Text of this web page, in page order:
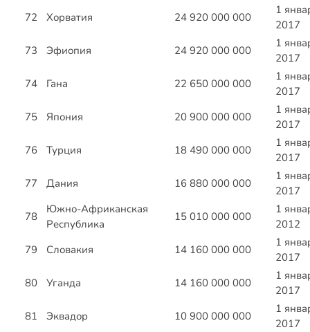
72
Хорватия 24 920 000 000
1
2017
73
Эфиопия 24 920 000 000
1
2017
74
Гана 22 650 000 000
1
2017
75
Япония 20 900 000 000
1
2017
76
Турция 18 490 000 000
1
2017
77
Дания 16 880 000 000
1
2017
78
Южно-Африканская
Республика
15 010 000 000
1
2012
79
Словакия 14 160 000 000
1
2017
80
Уганда 14 160 000 000
1
2017
81
Эквадор 10 900 000 000
1
2017